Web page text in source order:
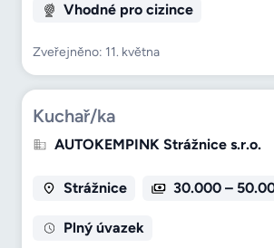
Vhodné pro cizince
Zveřejněno: 11. května
Kuchař/ka
AUTOKEMPINK Strážnice s.r.o.
Strážnice 30.000 –
Plný úvazek